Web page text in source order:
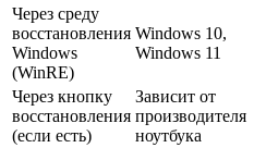
Через среду
восстановления
Windows
(WinRE)
Windows 10,
Windows 11
Через кнопку
восстановления
(если есть)
Зависит от
производителя
ноутбука